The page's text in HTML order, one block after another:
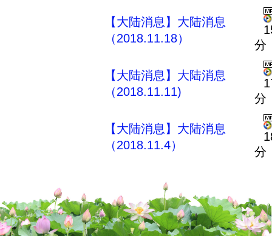
【大陆消息】大陆消息
（2018.11.18）
分
【大陆消息】大陆消息
（2018.11.11)
分
【大陆消息】大陆消息
（2018.11.4）
分